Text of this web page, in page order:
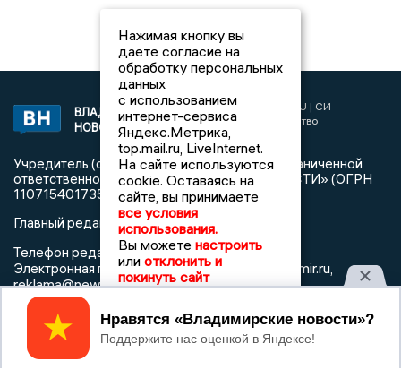
ВЛАДИМИРСКИЕ
НОВОСТИ
2017 © NEWSVLADIMIR.RU | СИ
«Информационное агентство
Владимирские новости»
Учредитель (соучредители): Общество с ограниченной
ответственностью «РЕГИОНАЛЬНЫЕ НОВОСТИ» (ОГРН
1107154017354)
Главный редактор: Мазов С. А.
Телефон редакции:8 (4922) 666916
Электронная почта редакции:info@newsvladimir.ru,
reklama@newsvladimir.ru
Регистрационный номер: серия Эл № ФС77-78858 от 4
августа 2020 г. согласно выписке из реестра
зарегистрированных средств массовой информации
Нажимая кнопку вы
даете согласие на
обработку персональных
данных
с использованием
интернет-сервиса
Яндекс.Метрика,
top.mail.ru, LiveInternet.
На сайте используются
cookie. Оставаясь на
сайте, вы принимаете
все условия
использования.
Вы можете настроить
или отклонить и
покинуть сайт
Принять